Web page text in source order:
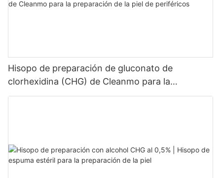
Hisopo de preparación de gluconato de
clorhexidina (CHG) de Cleanmo para la
preparación de la piel de periféricos